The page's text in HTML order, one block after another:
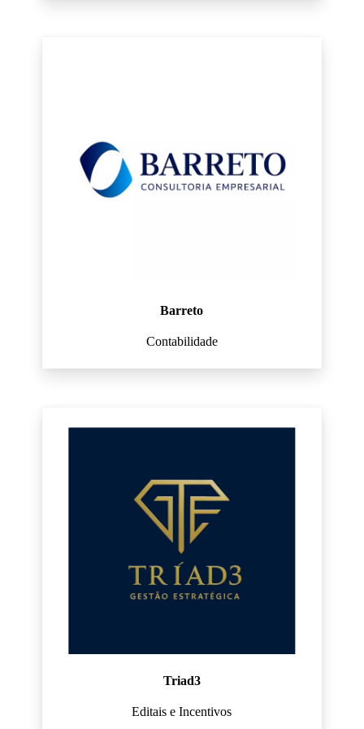
Barreto
Contabilidade
Triad3
Editais e Incentivos